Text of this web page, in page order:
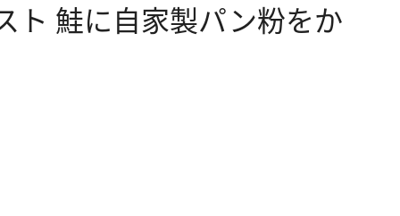
ト 鮭に自家製パン粉をか